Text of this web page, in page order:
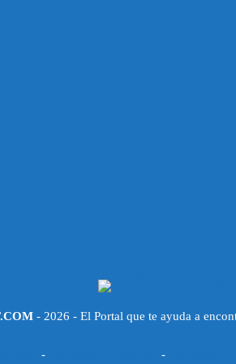
- 2026 - El Portal que te ayuda a
- -